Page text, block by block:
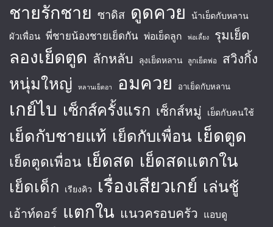
ชายรักชาย ซาดิส ดูดควย น้าเย็ดกับหลาน
ผัวเพื่อน พี่ชายน้องชายเย็ดกัน พ่อเย็ดลูก พ่อเลี้ยง รุมเย็ด
ลองเย็ดตูด ลักหลับ ลุงเย็ดหลาน ลูกเย็ดพ่อ สวิงกิ้ง
หนุ่มใหญ่ หลานเย็ดอา อมควย อาเย็ดกับหลาน
เกย์ไบ เซ็กส์ครั้งแรก เซ็กส์หมู่ เย็ดกับคนใช้
เย็ดกับชายแท้ เย็ดกับเพื่อน เย็ดตูด
เย็ดตูดเพื่อน เย็ดสด เย็ดสดแตกใน
เย็ดเด็ก เรียงคิว เรื่องเสียวเกย์ เล่นชู้
เอ้าท์ดอร์ แตกใน แนวครอบครัว แอบดู